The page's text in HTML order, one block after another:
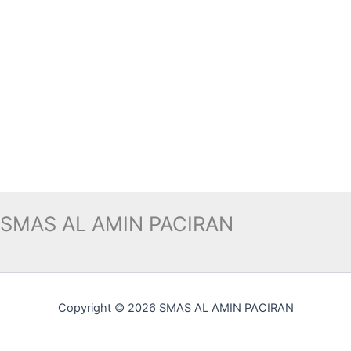
SMAS AL AMIN PACIRAN
Copyright © 2026 SMAS AL AMIN PACIRAN